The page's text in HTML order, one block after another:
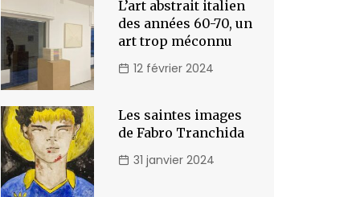
L’art abstrait italien
des années 60-70, un
art trop méconnu
12 février 2024
Les saintes images
de Fabro Tranchida
31 janvier 2024